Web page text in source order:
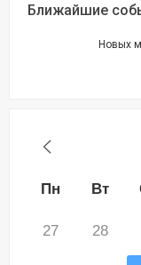
Ближайшие
Новых
Пн Вт
27 28